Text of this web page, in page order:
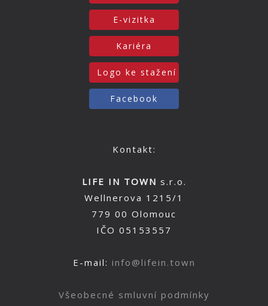
E-vizitka
Kariéra
Logo ke stažení
Facebook
Kontakt:
LIFE IN TOWN s.r.o.
Wellnerova 1215/1
779 00 Olomouc
IČO 05153557
E-mail: info@lifein.town
Všeobecné smluvní podmínky